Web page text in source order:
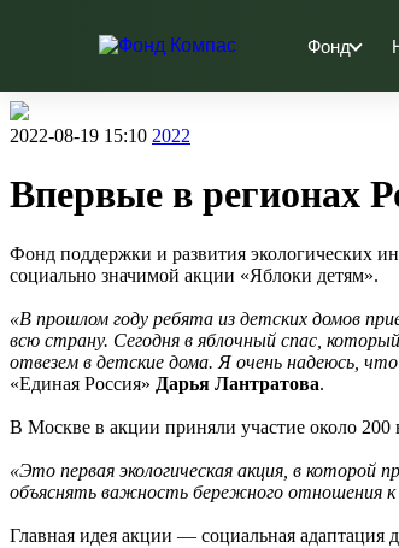
Фонд
2022-08-19 15:10 2022
Впервые в регионах
Фонд поддержки и развития экологических
социально значимой акции «Яблоки детям».
«В прошлом году ребята из детских домов
всю страну. Сегодня в яблочный спас,
отвезем в детские дома. Я очень надеюсь,
«Единая Россия» Дарья Лантратова.
В Москве в акции приняли участие около 200
«Это первая экологическая акция, в
объяснять важность бережного отношения
Главная идея акции — социальная адаптация